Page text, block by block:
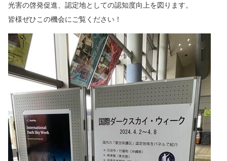
光害の啓発促進、認定地としての認知度向上を図ります。
皆様ぜひこの機会にご覧ください！